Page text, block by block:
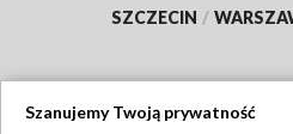
SZCZECIN /
Szanujemy Twoją prywatność